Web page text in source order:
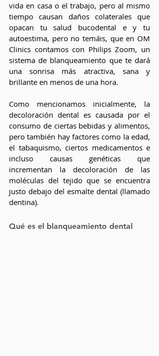
vida en casa o el trabajo, pero al mismo
tiempo causan daños colaterales que
opacan tu salud bucodental e y tu
autoestima, pero no temáis, que en OM
Clinics contamos con Philips Zoom, un
sistema de blanqueamiento que te dará
una sonrisa más atractiva, sana y
brillante en menos de una hora.
Como mencionamos inicialmente, la
decoloración dental es causada por el
consumo de ciertas bebidas y alimentos,
pero también hay factores como la edad,
el tabaquismo, ciertos medicamentos e
incluso causas genéticas que
incrementan la decoloración de las
moléculas del tejido que se encuentra
justo debajo del esmalte dental (llamado
dentina).
Qué es el blanqueamiento dental